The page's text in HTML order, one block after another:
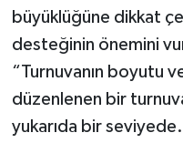
büyüklüğüne dikkat
desteğinin önemini
“Turnuvanın boyutu
düzenlenen bir
yukarıda bir